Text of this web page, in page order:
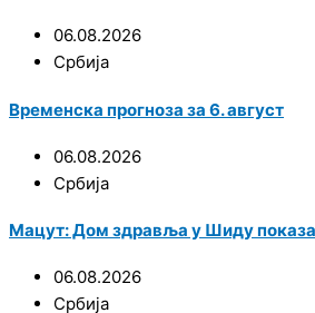
06.08.2026
Србија
Временска прогноза за 6. август
06.08.2026
Србија
Мацут: Дом здравља у Шиду
06.08.2026
Србија